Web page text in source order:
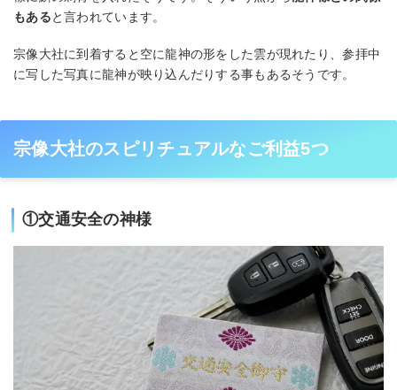
もあると言われています。
宗像大社に到着すると空に龍神の形をした雲が現れたり、参拝中
に写した写真に龍神が映り込んだりする事もあるそうです。
宗像大社のスピリチュアルなご利益5つ
①交通安全の神様